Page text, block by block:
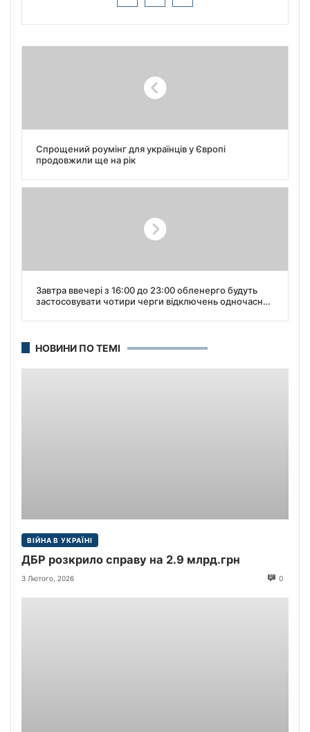
Спрощений роумінг для українців у Європі
продовжили ще на рік
Завтра ввечері з 16:00 до 23:00 обленерго будуть
застосовувати чотири черги відключень одночасно
НОВИНИ ПО ТЕМІ
ВІЙНА В УКРАЇНІ
ДБР розкрило справу на 2.9 млрд.грн
3 Лютого, 2026 0